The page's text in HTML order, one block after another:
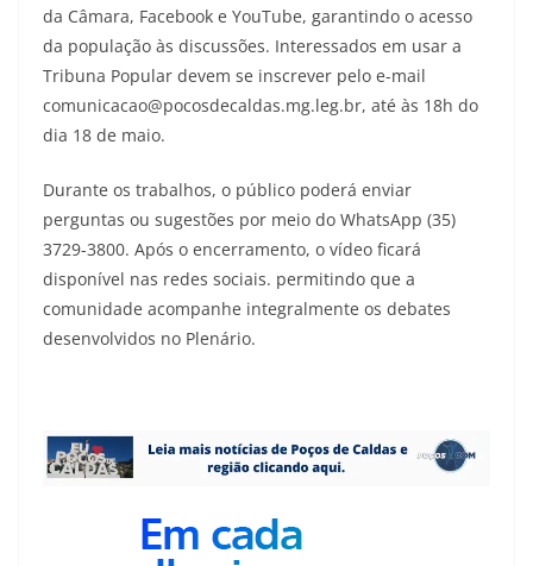
da Câmara, Facebook e YouTube, garantindo o acesso
da população às discussões. Interessados em usar a
Tribuna Popular devem se inscrever pelo e-mail
comunicacao@pocosdecaldas.mg.leg.br, até às 18h do
dia 18 de maio.
Durante os trabalhos, o público poderá enviar
perguntas ou sugestões por meio do WhatsApp (35)
3729-3800. Após o encerramento, o vídeo ficará
disponível nas redes sociais. permitindo que a
comunidade acompanhe integralmente os debates
desenvolvidos no Plenário.